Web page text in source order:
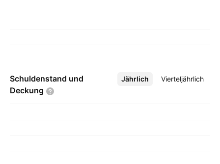
Schuldenstand und
Deckung
Jährlich Vierteljährlich
Mehr